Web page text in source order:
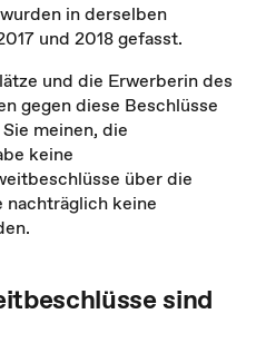
in derselben
und 2018 gefasst.
und die Erwerberin des
gegen diese Beschlüsse
meinen, die
keine
über die
keine
sind